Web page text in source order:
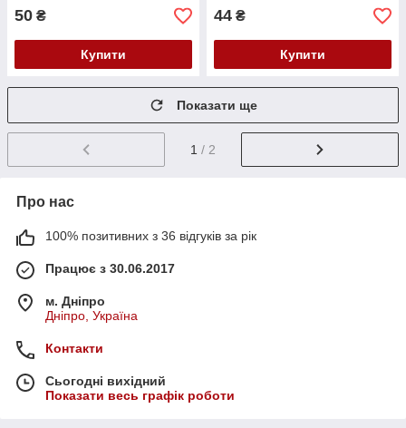
50 ₴
Купити
44 ₴
Купити
Показати ще
1 / 2
Про нас
100% позитивних з 36 відгуків за рік
Працює з 30.06.2017
м. Дніпро
Дніпро, Україна
Контакти
Сьогодні вихідний
Показати весь графік роботи